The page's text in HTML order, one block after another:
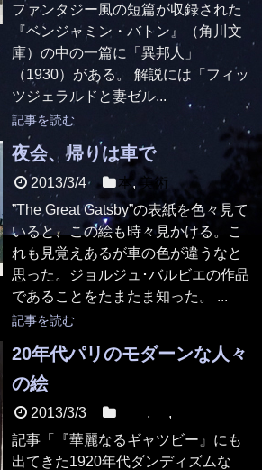
ファンタジー風の短篇が収録された
『ベンジャミン・バトン』（角川文
庫）の中の一篇に「異邦人」
（1930）がある。 解説には「フィッ
ツジェラルドと妻ゼル...
記事を読む
夜会、帰りは車で
2013/3/4 本, 美術
”The Great Gatsby”の表紙を色々見て
いると、この絵も時々見かける。こ
れも見覚えあるが車の色が違うなと
思った。ジョルジュ･バルビエの作品
であることをたまたま知った。 ...
記事を読む
20年代パリのモダーンな人々
の絵
2013/3/3 , ,
記事「『華麗なるギャツビー』にも
出てきた1920年代ダンディズムな